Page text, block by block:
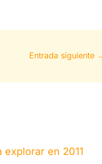
Entrada siguiente
explorar en 2011